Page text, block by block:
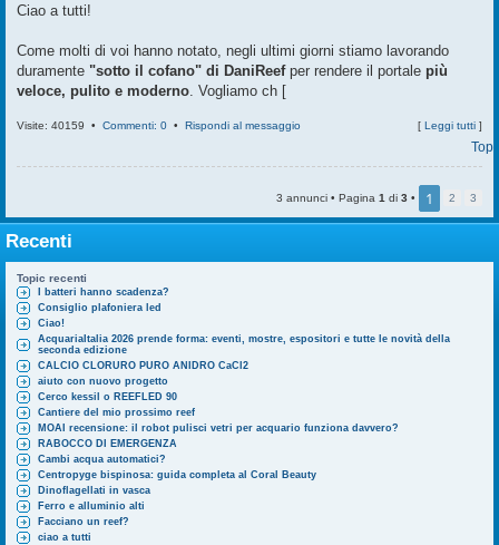
Ciao a tutti!
Come molti di voi hanno notato, negli ultimi giorni stiamo lavorando
duramente "sotto il cofano" di DaniReefper rendere il portale più
veloce, pulito e moderno . Vogliamo ch [
Visite: 40159 • Commenti: 0 • Rispondi al messaggio [ Leggi tutti ]
Top
3 annunci • Pagina 1 di 3 • 1 2 3
Recenti
Topic recenti
I batteri hanno scadenza?
Consiglio plafoniera led
Ciao!
AcquariaItalia 2026 prende forma: eventi, mostre, espositori e tutte le novità della
seconda edizione
CALCIO CLORURO PURO ANIDRO CaCl2
aiuto con nuovo progetto
Cerco kessil o REEFLED 90
Cantiere del mio prossimo reef
MOAI recensione: il robot pulisci vetri per acquario funziona davvero?
RABOCCO DI EMERGENZA
Cambi acqua automatici?
Centropyge bispinosa: guida completa al Coral Beauty
Dinoflagellati in vasca
Ferro e alluminio alti
Facciano un reef?
ciao a tutti